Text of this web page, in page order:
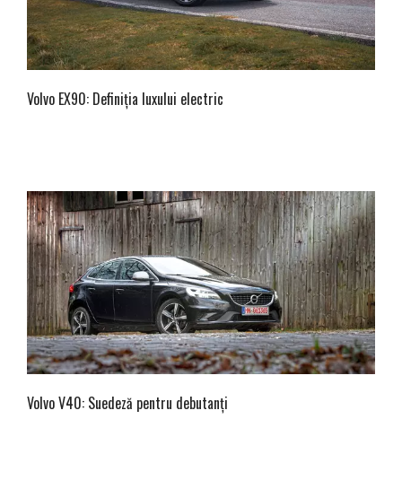
Volvo EX90: Definiția luxului electric
Volvo V40: Suedeză pentru debutanți